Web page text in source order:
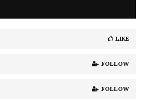
H
LIKE
FOLLOW
FOLLOW